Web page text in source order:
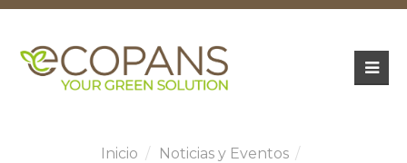
Inicio Noticias y Eventos